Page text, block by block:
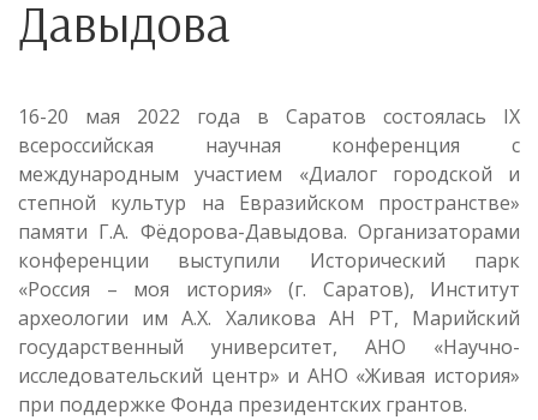
Давыдова
16-20 мая 2022 года в Саратов состоялась IX
всероссийская научная конференция с
международным участием «Диалог городской и
степной культур на Евразийском пространстве»
памяти Г.А. Фёдорова-Давыдова. Организаторами
конференции выступили Исторический парк
«Россия – моя история» (г. Саратов), Институт
археологии им А.Х. Халикова АН РТ, Марийский
государственный университет, АНО «Научно-
исследовательский центр» и АНО «Живая история»
при поддержке Фонда президентских грантов.